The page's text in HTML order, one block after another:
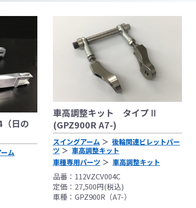
日の
ム
車高調整キット タイプⅡ
(GPZ900R A7-)
スイングアーム
後輪関連ビレットパー
ツ
車高調整キット
車種専用パーツ
車高調整キット
品番：112VZCV004C
定価：27,500円(税込)
車種：GPZ900R（A7-）
●当HP内では、マフラーの取付けイメージをわか
●レーシングパーツはサーキットにおけるスポーツ
（※）での使用は出来ません。
●国内で開催される全ての競技に対応するわけでは
レースでの使用に際しては、主催者が発行する競
をお願い致します。
●取り付けについては専門の資格と知識・経験を
基準に基づいた取り付けを行ってください。
なお、取付時、使用時、その他で起きた全ての
品、クレーム等も受付できませんので、あらかじ
●商品の仕様・価格につきましては事前の予告無く
●商品は、予告無く販売終了する場合がありますの